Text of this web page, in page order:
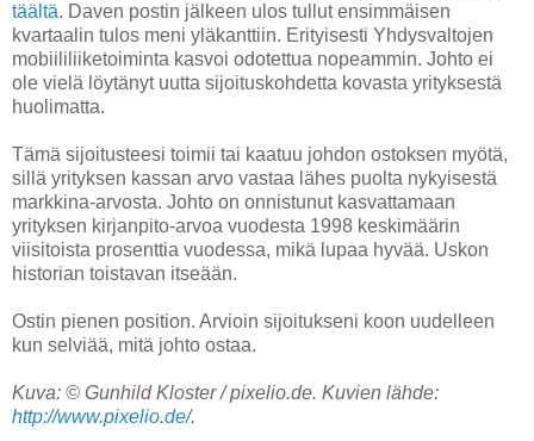
täältä. Daven postin jälkeen ulos tullut ensimmäisen
kvartaalin tulos meni yläkanttiin. Erityisesti Yhdysvaltojen
mobiililiiketoiminta kasvoi odotettua nopeammin. Johto ei
ole vielä löytänyt uutta sijoituskohdetta kovasta yrityksestä
huolimatta.
Tämä sijoitusteesi toimii tai kaatuu johdon ostoksen myötä,
sillä yrityksen kassan arvo vastaa lähes puolta nykyisestä
markkina-arvosta. Johto on onnistunut kasvattamaan
yrityksen kirjanpito-arvoa vuodesta 1998 keskimäärin
viisitoista prosenttia vuodessa, mikä lupaa hyvää. Uskon
historian toistavan itseään.
Ostin pienen position. Arvioin sijoitukseni koon uudelleen
kun selviää, mitä johto ostaa.
Kuva: © Gunhild Kloster / pixelio.de. Kuvien lähde:
http://www.pixelio.de/.